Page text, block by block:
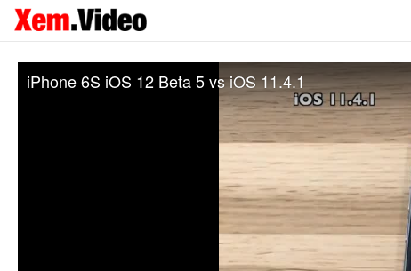
iPhone 6S iOS 12 Beta 5 vs iOS 11.4.1